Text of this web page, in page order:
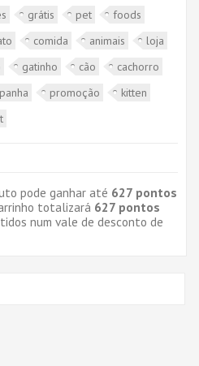
grátis pet
foods
comida animais
loja
gatinho cão
cachorro
promoção
kitten
pode ganhar até 627 pontos
totalizará 627 pontos
num vale de desconto de